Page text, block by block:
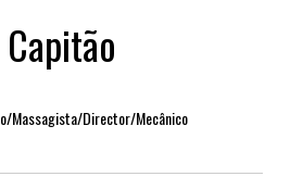
Massagista/Director/Mecânico